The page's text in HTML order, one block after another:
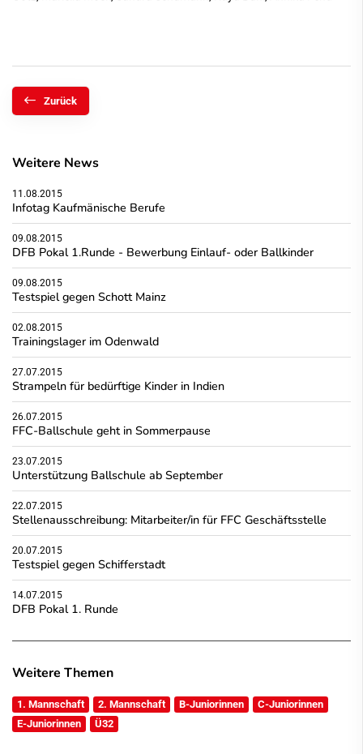
Zurück
Weitere News
11.08.2015
Infotag Kaufmänische Berufe
09.08.2015
DFB Pokal 1.Runde - Bewerbung Einlauf- oder Ballkinder
09.08.2015
Testspiel gegen Schott Mainz
02.08.2015
Trainingslager im Odenwald
27.07.2015
Strampeln für bedürftige Kinder in Indien
26.07.2015
FFC-Ballschule geht in Sommerpause
23.07.2015
Unterstützung Ballschule ab September
22.07.2015
Stellenausschreibung: Mitarbeiter/in für FFC Geschäftsstelle
20.07.2015
Testspiel gegen Schifferstadt
14.07.2015
DFB Pokal 1. Runde
Weitere Themen
1. Mannschaft 2. Mannschaft B-Juniorinnen
C-Juniorinnen
E-Juniorinnen
Ü32